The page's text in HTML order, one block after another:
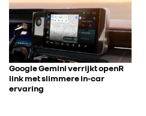
Google Gemini verrijkt openR
link met slimmere in-car
ervaring